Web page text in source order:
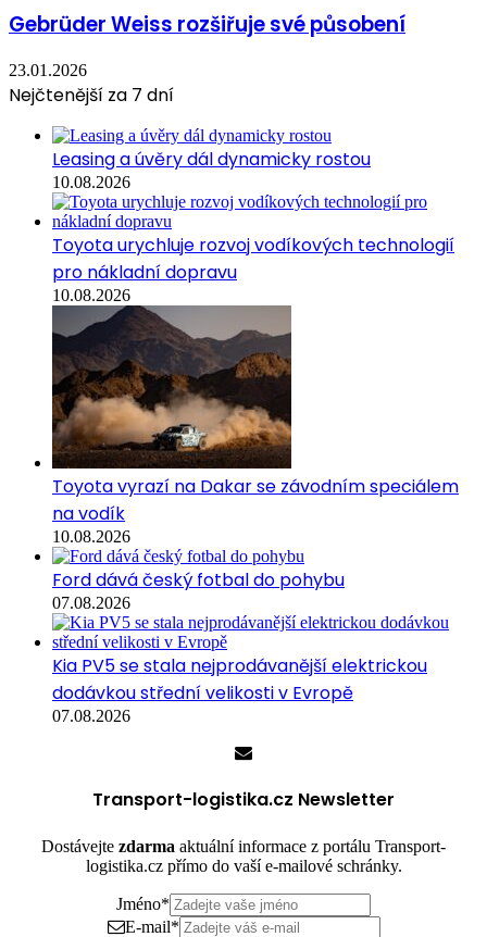
Gebrüder Weiss rozšiřuje své působení
23.01.2026
Nejčtenější za 7 dní
Leasing a úvěry dál dynamicky rostou
10.08.2026
Toyota urychluje rozvoj vodíkových technologií
pro nákladní dopravu
10.08.2026
Toyota vyrazí na Dakar se závodním speciálem
na vodík
10.08.2026
Ford dává český fotbal do pohybu
07.08.2026
Kia PV5 se stala nejprodávanější elektrickou
dodávkou střední velikosti v Evropě
07.08.2026
Transport-logistika.cz Newsletter
Dostávejte zdarma aktuální informace z portálu Transport-
logistika.cz přímo do vaší e-mailové schránky.
Jméno*
E-mail*